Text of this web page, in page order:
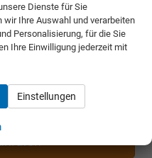
anfordern
Dienste für Sie
Ihre Auswahl und verarbeiten
Personalisierung, für die Sie
Ihre Einwilligung jederzeit mit
Einstellungen